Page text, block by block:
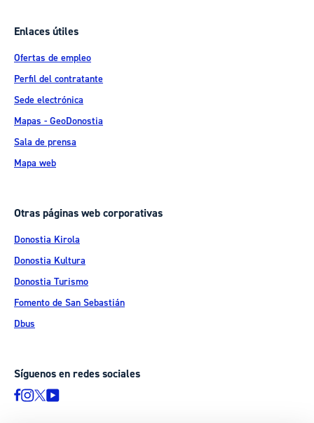
Enlaces útiles
Ofertas de empleo
Perfil del contratante
Sede electrónica
Mapas - GeoDonostia
Sala de prensa
Mapa web
Otras páginas web corporativas
Donostia Kirola
Donostia Kultura
Donostia Turismo
Fomento de San Sebastián
Dbus
Síguenos en redes sociales